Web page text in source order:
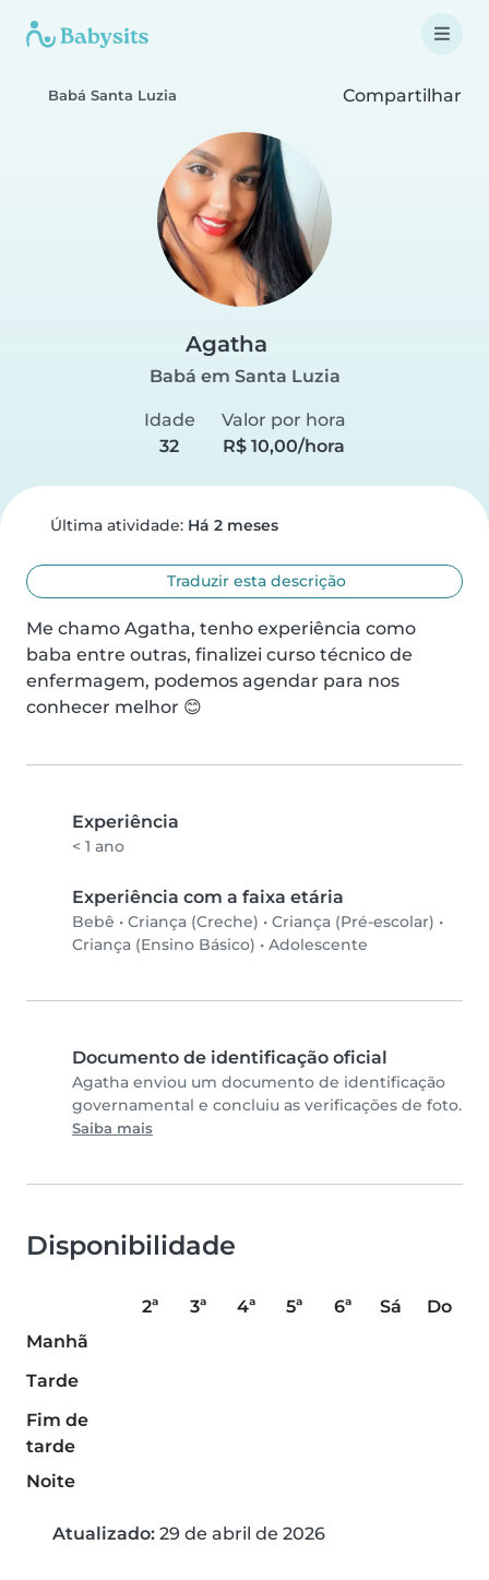
Babá Santa Luzia Compartilhar
Agatha
Babá em Santa Luzia
Idade
32
Valor por hora
R$ 10,00/hora
Última atividade: Há 2 meses
Traduzir esta descrição
Me chamo Agatha, tenho experiência como
baba entre outras, finalizei curso técnico de
enfermagem, podemos agendar para nos
conhecer melhor 😊
Experiência
< 1 ano
Experiência com a faixa etária
Bebê • Criança (Creche) • Criança (Pré-escolar) •
Criança (Ensino Básico) • Adolescente
Documento de identificação oficial
Agatha enviou um documento de identificação
governamental e concluiu as verificações de foto.
Saiba mais
Disponibilidade
2ª 3ª 4ª 5ª 6ª Sá
Do
Manhã
Tarde
Fim de
tarde
Noite
Atualizado: 29 de abril de 2026